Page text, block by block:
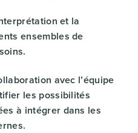
et la
ensembles de
avec l’équipe
les possibilités
à intégrer dans les